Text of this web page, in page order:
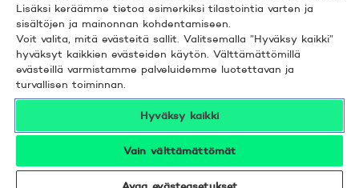
Hyödyllistä tietää
© 2026 POP Pankki,Hevosenkenkä 3, 02600
ESPOO
Seuraa meitä sosiaalisessa mediassa
Lisäksi keräämme tietoa esimerkiksi tilastointia varten ja
sisältöjen ja mainonnan kohdentamiseen.
Voit valita, mitä evästeitä sallit. Valitsemalla ”Hyväksy kaikki”
hyväksyt kaikkien evästeiden käytön. Välttämättömillä
evästeillä varmistamme palveluidemme luotettavan ja
turvallisen toiminnan.
Hyväksy kaikki
Vain välttämättömät